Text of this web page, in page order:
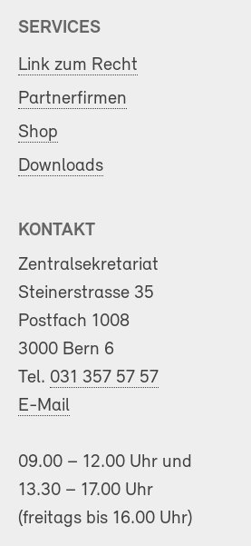
SERVICES
Link zum Recht
Partnerfirmen
Shop
Downloads
KONTAKT
Zentralsekretariat
Steinerstrasse 35
Postfach 1008
3000 Bern 6
Tel. 031 357 57 57
E-Mail
09.00 – 12.00 Uhr und
13.30 – 17.00 Uhr
(freitags bis 16.00 Uhr)